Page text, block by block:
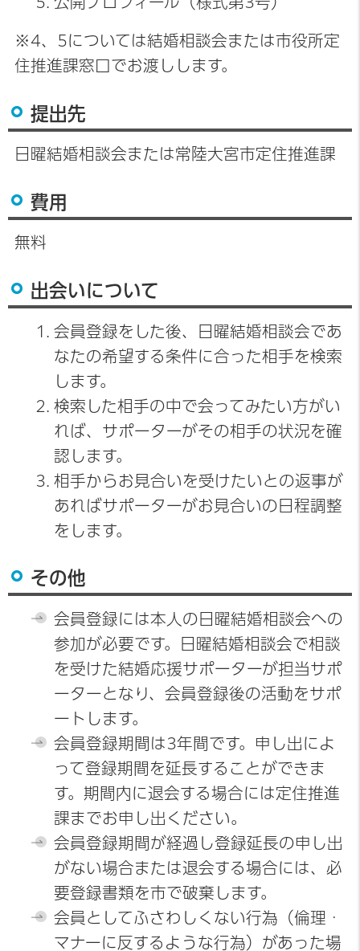
※4、5については結婚相談会または市役所定
住推進課窓口でお渡しします。
提出先
日曜結婚相談会または常陸大宮市定住推進課
費用
無料
出会いについて
会員登録をした後、日曜結婚相談会であ
なたの希望する条件に合った相手を検索
します。
検索した相手の中で会ってみたい方がい
れば、サポーターがその相手の状況を確
認します。
相手からお見合いを受けたいとの返事が
あればサポーターがお見合いの日程調整
をします。
その他
会員登録には本人の日曜結婚相談会への
参加が必要です。日曜結婚相談会で相談
を受けた結婚応援サポーターが担当サポ
ーターとなり、会員登録後の活動をサポ
ートします。
会員登録期間は3年間です。申し出によ
って登録期間を延長することができま
す。期間内に退会する場合には定住推進
課までお申し出ください。
会員登録期間が経過し登録延長の申し出
がない場合または退会する場合には、必
要登録書類を市で破棄します。
会員としてふさわしくない行為（倫理・
マナーに反するような行為）があった場